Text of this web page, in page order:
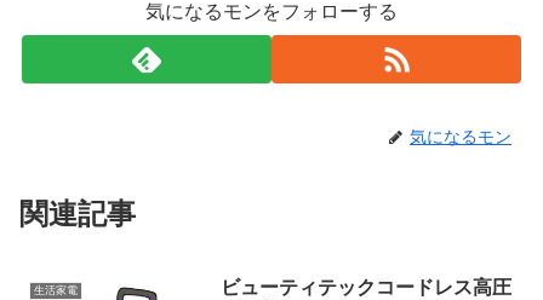
気になるモンをフォローする
気になるモン
関連記事
生活家電
ビューティテックコードレス高圧